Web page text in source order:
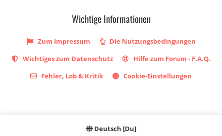
Wichtige Informationen
Zum Impressum
Die Nutzungsbedingungen
Wichtiges zum Datenschutz
Hilfe zum Forum - F.A.Q.
Fehler, Lob & Kritik
Cookie-Einstellungen
Deutsch [Du]